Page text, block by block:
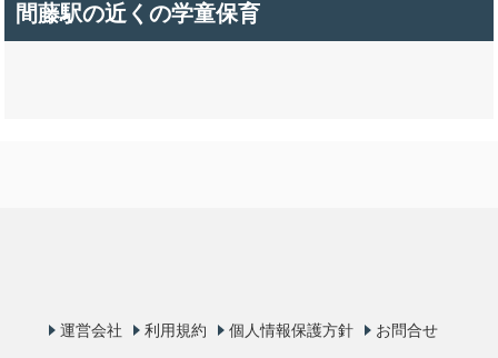
間藤駅の近くの学童保育
運営会社 利用規約 個人情報保護方針 お問合せ